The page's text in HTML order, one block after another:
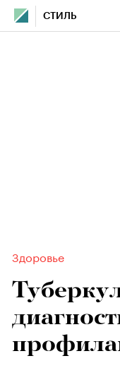
СТИЛЬ
Здоровье